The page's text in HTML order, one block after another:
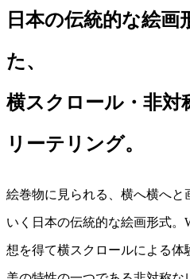
日本の伝統的な絵画
た、
横スクロール・非対
リーテリング。
絵巻物に見られる、横へ横へと
いく日本の伝統的な絵画形式。
想を得て横スクロールによる